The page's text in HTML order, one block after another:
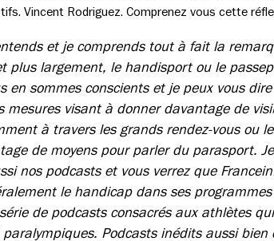
Vincent Rodriguez. Comprenez vous cette
et je comprends tout à fait la
plus largement, le handisport ou le
en sommes conscients et je peux vous
mesures visant à donner davantage de
à travers les grands rendez-vous ou
de moyens pour parler du parasport.
nos podcasts et vous verrez que
le handicap dans ses
de podcasts consacrés aux athlètes
Podcasts inédits aussi